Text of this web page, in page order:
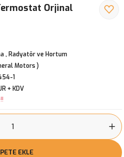
Orjinal
, Radyatör ve Hortum
Motors )
1
+ KDV
EKLE